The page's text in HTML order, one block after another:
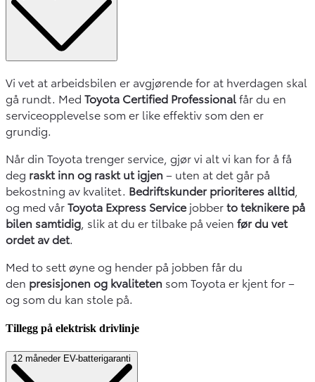
Vi vet at arbeidsbilen er avgjørende for at hverdagen skal
gå rundt. Med Toyota Certified Professionalfår du en
serviceopplevelse som er like effektiv som den er
grundig.
Når din Toyota trenger service, gjør vi alt vi kan for å få
deg raskt inn og raskt ut igjen– uten at det går på
bekostning av kvalitet. Bedriftskunder prioriteres alltid
og med vårToyota Express Servicejobberto teknikere på
bilen samtidig , slik at du er tilbake på veien før du vet
ordet av det.
Med to sett øyne og hender på jobben får du
den presisjonen og kvaliteten som Toyota er kjent for –
og som du kan stole på.
Tillegg på elektrisk drivlinje
12 måneder EV-batterigaranti